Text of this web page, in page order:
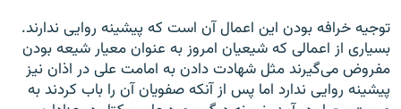
توجیه خرافه بودن این اعمال آن است که پیشینه روایی ندارند.
بسیاری از اعمالی که شیعیان امروز به عنوان معیار شیعه بودن
مفروض می‌گیرند مثل شهادت دادن به امامت علی در اذان نیز
پیشینه روایی ندارد اما پس از آنکه صفویان آن را باب کردند به